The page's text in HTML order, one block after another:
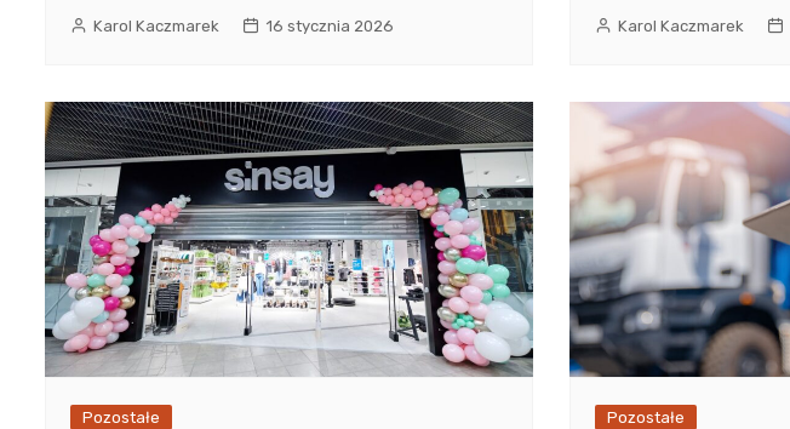
Karol Kaczmarek 16 stycznia 2026 Karol Kaczmarek
Pozostałe Pozostałe